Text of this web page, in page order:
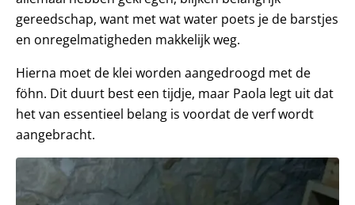
gereedschap, want met wat water poets je de barstjes
en onregelmatigheden makkelijk weg.
Hierna moet de klei worden aangedroogd met de
föhn. Dit duurt best een tijdje, maar Paola legt uit dat
het van essentieel belang is voordat de verf wordt
aangebracht.